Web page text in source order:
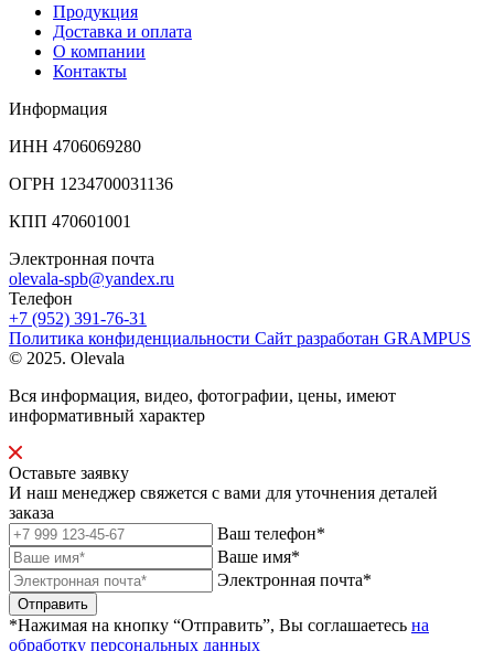
Продукция
Доставка и оплата
О компании
Контакты
Информация
ИНН 4706069280
ОГРН 1234700031136
КПП 470601001
Электронная почта
olevala-spb@yandex.ru
Телефон
+7 (952) 391-76-31
Политика конфиденциальности Сайт разработан GRAMPUS
© 2025. Olevala
Вся информация, видео, фотографии, цены, имеют
информативный характер
Оставьте заявку
И наш менеджер свяжется с вами для уточнения деталей
заказа
Ваш телефон*
Ваше имя*
Электронная почта*
Отправить
*Нажимая на кнопку “Отправить”, Вы соглашаетесь на
обработку персональных данных